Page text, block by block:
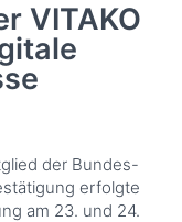
VITAKO
der Bundes-
erfolgte
am 23. und 24.